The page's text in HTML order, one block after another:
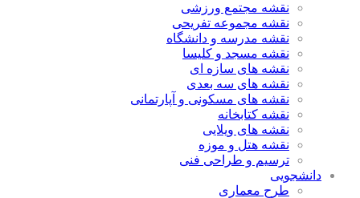
نقشه مجتمع ورزشی
نقشه مجموعه تفریحی
نقشه مدرسه و دانشگاه
نقشه مسجد و کلیسا
نقشه های سازه ای
نقشه های سه بعدی
نقشه های مسکونی و آپارتمانی
نقشه کتابخانه
نقشه های ویلایی
نقشه هتل و موزه
ترسیم و طراحی فنی
دانشجویی
طرح معماری